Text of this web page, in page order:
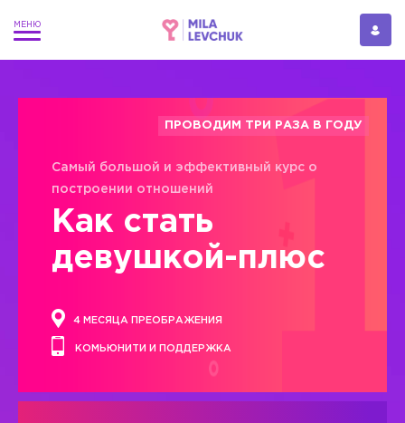
ПРОВОДИМ ТРИ РАЗА В ГОДУ
Самый большой и эффективный курс о
построении отношений
Как стать
девушкой-плюс
4 МЕСЯЦА ПРЕОБРАЖЕНИЯ
КОМЬЮНИТИ И ПОДДЕРЖКА